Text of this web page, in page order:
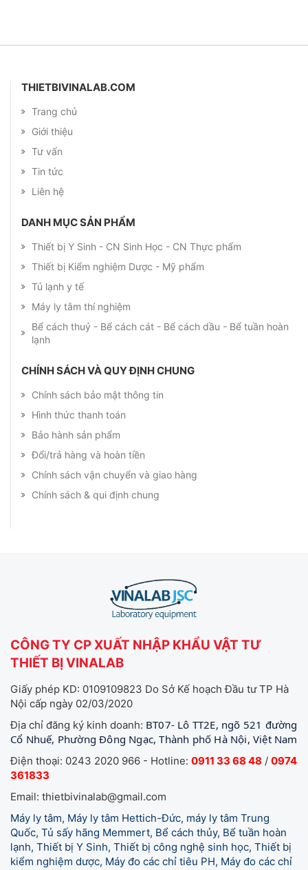
THIETBIVINALAB.COM
Trang chủ
Giới thiệu
Tư vấn
Tin tức
Liên hệ
DANH MỤC SẢN PHẨM
Thiết bị Y Sinh - CN Sinh Học - CN Thực phẩm
Thiết bị Kiểm nghiệm Dược - Mỹ phẩm
Tủ lạnh y tế
Máy ly tâm thí nghiệm
Bể cách thuỷ - Bể cách cát - Bể cách dầu - Bể tuần hoàn
lạnh
CHÍNH SÁCH VÀ QUY ĐỊNH CHUNG
Chính sách bảo mật thông tin
Hình thức thanh toán
Bảo hành sản phẩm
Đổi/trả hàng và hoàn tiền
Chính sách vận chuyển và giao hàng
Chính sách & qui định chung
CÔNG TY CP XUẤT NHẬP KHẨU VẬT TƯ
THIẾT BỊ VINALAB
Giấy phép KD: 0109109823 Do Sở Kế hoạch Đầu tư TP Hà
Nội cấp ngày 02/03/2020
Địa chỉ đăng ký kinh doanh: BT07- Lô TT2E, ngõ 521 đường
Cổ Nhuế, Phường Đông Ngạc, Thành phố Hà Nội, Việt Nam
Điện thoại: 0243 2020 966 - Hotline: 0911 33 68 48 / 0974
361833
Email: thietbivinalab@gmail.com
Máy ly tâm, Máy ly tâm Hettich-Đức, máy ly tâm Trung
Quốc, Tủ sấy hãng Memmert, Bể cách thủy, Bể tuần hoàn
lạnh, Thiết bị Y Sinh, Thiết bị công nghệ sinh học, Thiết bị
kiểm nghiệm dược, Máy đo các chỉ tiêu PH, Máy đo các chỉ